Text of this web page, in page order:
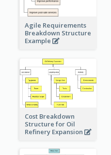
Agile Requirements
Breakdown Structure
Example
Cost Breakdown
Structure for Oil
Refinery Expansion